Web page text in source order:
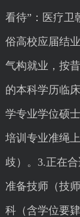
看待”：医疗卫
俗高校应届结
气构就业，按
的本科学历临
学专业学位硕
培训专业准绳
歧）。3.正在
准备技师（技
科（含学位要